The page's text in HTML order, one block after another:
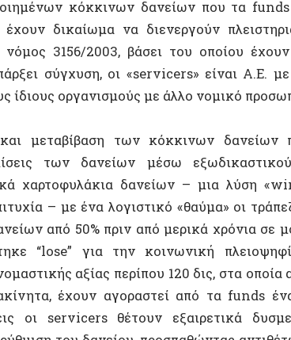
οργανισμούς με άλλο νομικό προσωπείο.
μεταβίβαση των κόκκινων δανείων
των δανείων μέσω εξωδικαστικού
χαρτοφυλάκια δανείων – μια λύση «win-
“lose” για την κοινωνική πλειοψηφία
αξίας περίπου 120 δις, στα οποία
έχουν αγοραστεί από τα funds έναντι
οι servicers θέτουν εξαιρετικά δυσμενείς
του δανείου, προσπαθώντας αντιθέτως να
για να μεγιστοποιήσουν το κέρδος τους.
διαστάσεων μεταβίβαση πλούτου από
της «συσσώρευσης διά της
ο David Harvey. Και σε ένα πλαίσιο